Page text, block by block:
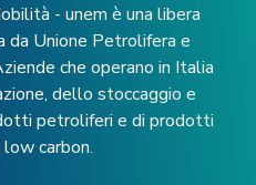
- unem è una libera
da Unione Petrolifera e
che operano in Italia
dello stoccaggio e
petroliferi e di prodotti
carbon.